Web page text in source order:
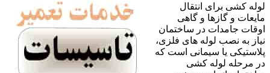
لوله کشی برای انتقال
مایعات و گازها و گاهی
اوقات جامدات در ساختمان
نیاز به نصب لوله های فلزی،
پلاستیکی یا سیمانی است که
در مرحله لوله کشی